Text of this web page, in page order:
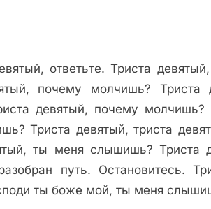
ответьте. Триста
почему молчишь? Триста
девятый, почему
Триста девятый, триста
ты меня слышишь? Триста
путь. Остановитесь.
ты боже мой, ты меня